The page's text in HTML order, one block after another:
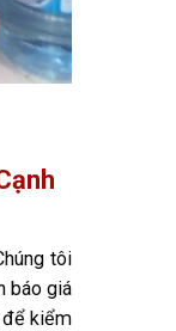
tôi
báo giá
để kiểm